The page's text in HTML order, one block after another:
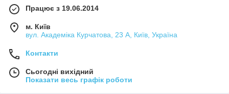
Працює з 19.06.2014
м. Київ
вул. Академіка Курчатова, 23 А, Київ, Україна
Контакти
Сьогодні вихідний
Показати весь графік роботи